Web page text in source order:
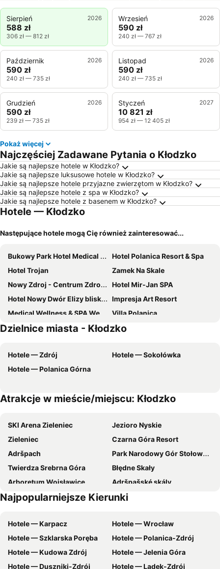
Sierpień 2026
588 zł
306 zł — 812 zł
Wrzesień 2026
590 zł
240 zł — 767 zł
Październik 2026
590 zł
240 zł — 735 zł
Listopad 2026
590 zł
240 zł — 735 zł
Grudzień 2026
590 zł
239 zł — 735 zł
Styczeń 2027
10 821 zł
954 zł — 12 405 zł
Pokaż więcej
Najczęściej Zadawane Pytania o Kłodzko
Jakie są najlepsze hotele w Kłodzko?
Jakie są najlepsze luksusowe hotele w Kłodzko?
Jakie są najlepsze hotele przyjazne zwierzętom w Kłodzko?
Jakie są najlepsze hotele z spa w Kłodzko?
Jakie są najlepsze hotele z basenem w Kłodzko?
Hotele — Kłodzko
Następujące hotele mogą Cię również zainteresować...
Bukowy Park Hotel Medical SPA
Hotel Polanica Resort & Spa
Hotel Trojan
Zamek Na Skale
Nowy Zdroj - Centrum Zdrowia i Wypoczynku
Hotel Mir-Jan SPA
Hotel Nowy Dwór Elizy blisko Sky Bridge
Impresja Art Resort
Medical Wellness & SPA Werona
Villa Polanica
Hotel SPA Dr Irena Eris Polanica Zdrój
Hotel Europa
Hotel Korona
Willa Janina
Willa Wolność
Pensjonat Beata
Pensjonat Kapitan
Willa Storczyk Polanica Zdrój
Hotel i Restauracja ABIS
Hotel SONATA
Villa Lessing
Pensjonat 4 Pory roku
FWP Rybniczanka - Wanda
Willa Mała Pieniawa
Dom nad potokiem
Pokoje Goscinne Akacja
Hotel Srebrna Góra
Villa Laura
Jasny Dwór
Willa Marianna
Bizancjum Pokoje Goscinne
Willa Ogrodowa
Dom pod Twierdzą Srebrna Góra
Niezapominajka
Villasol
Dzielnice miasta - Kłodzko
Hotele — Zdrój
Hotele — Sokołówka
Hotele — Polanica Górna
Atrakcje w mieście/miejscu: Kłodzko
SKI Arena Zieleniec
Jezioro Nyskie
Zieleniec
Czarna Góra Resort
Adršpach
Park Narodowy Gór Stołowych
Twierdza Srebrna Góra
Błędne Skały
Arboretum Wojsławice
Adršpašské skály
Kudowa Zdrój
Jezioro Otmuchowskie
Jezioro Bystrzyckie
Podziemne Miasto Osówka
Zámek Dolní Adršpach
Zdrój
Sokołówka
Jaskinia Niedźwiedzia
Semków
Deptak Zdrojowa
Najpopularniejsze Kierunki
Hotele — Karpacz
Hotele — Wrocław
Hotele — Szklarska Poręba
Hotele — Polanica-Zdrój
Hotele — Kudowa Zdrój
Hotele — Jelenia Góra
Hotele — Duszniki-Zdrój
Hotele — Lądek-Zdrój